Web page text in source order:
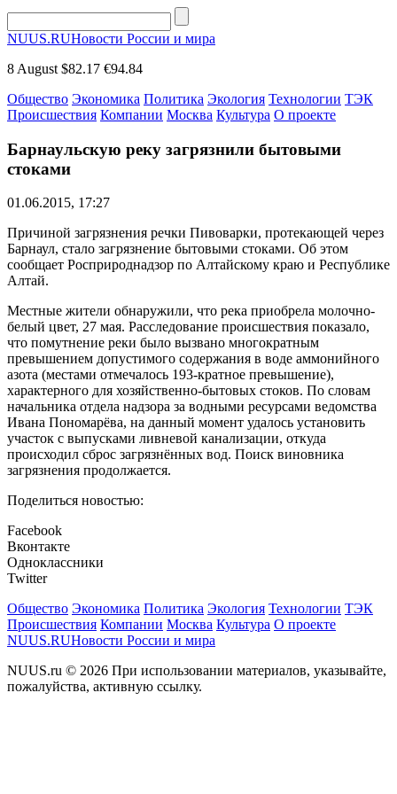
NUUS.RUНовости России и мира
8 August $82.17 €94.84
Общество Экономика Политика Экология Технологии ТЭК
Происшествия Компании Москва Культура О проекте
Барнаульскую реку загрязнили бытовыми
стоками
01.06.2015, 17:27
Причиной загрязнения речки Пивоварки, протекающей через
Барнаул, стало загрязнение бытовыми стоками. Об этом
сообщает Росприроднадзор по Алтайскому краю и Республике
Алтай.
Местные жители обнаружили, что река приобрела молочно-
белый цвет, 27 мая. Расследование происшествия показало,
что помутнение реки было вызвано многократным
превышением допустимого содержания в воде аммонийного
азота (местами отмечалось 193-кратное превышение),
характерного для хозяйственно-бытовых стоков. По словам
начальника отдела надзора за водными ресурсами ведомства
Ивана Пономарёва, на данный момент удалось установить
участок с выпусками ливневой канализации, откуда
происходил сброс загрязнённых вод. Поиск виновника
загрязнения продолжается.
Поделиться новостью:
Facebook
Вконтакте
Одноклассники
Twitter
Общество Экономика Политика Экология Технологии ТЭК
Происшествия Компании Москва Культура О проекте
NUUS.RUНовости России и мира
NUUS.ru © 2026 При использовании материалов, указывайте,
пожалуйства, активную ссылку.